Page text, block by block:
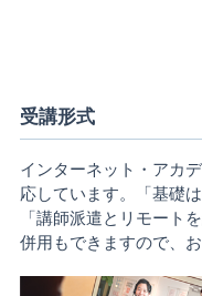
受講形式
インターネット・アカ
応しています。「基礎
「講師派遣とリモート
併用もできますので、